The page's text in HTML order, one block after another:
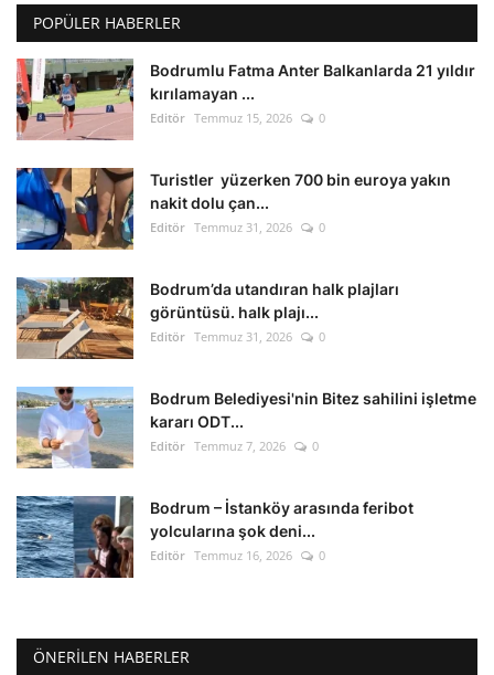
POPÜLER HABERLER
Bodrumlu Fatma Anter Balkanlarda 21 yıldır
kırılamayan ...
Editör Temmuz 15, 2026 0
Turistler yüzerken 700 bin euroya yakın
nakit dolu çan...
Editör Temmuz 31, 2026 0
Bodrum’da utandıran halk plajları
görüntüsü. halk plajı...
Editör Temmuz 31, 2026 0
Bodrum Belediyesi'nin Bitez sahilini işletme
kararı ODT...
Editör Temmuz 7, 2026 0
Bodrum – İstanköy arasında feribot
yolcularına şok deni...
Editör Temmuz 16, 2026 0
ÖNERILEN HABERLER